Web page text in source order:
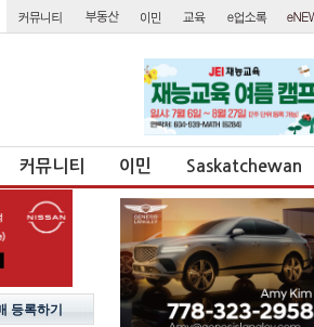
커뮤니티 이민 Saskatchewan
등록하기